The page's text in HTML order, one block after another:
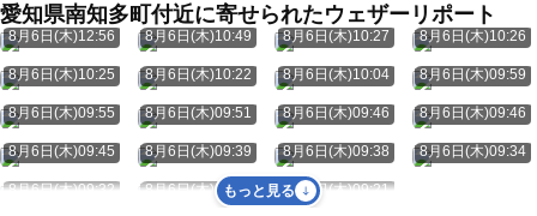
愛知県南知多町付近に寄せられたウェザーリポート
8月6日(木)12:56 8月6日(木)10:49 8月6日(木)10:27 8月6日(木)10:26
8月6日(木)10:25 8月6日(木)10:22 8月6日(木)10:04 8月6日(木)09:59
8月6日(木)09:55 8月6日(木)09:51 8月6日(木)09:46 8月6日(木)09:46
8月6日(木)09:45 8月6日(木)09:39 8月6日(木)09:38 8月6日(木)09:34
8月6日(木)09:32 8月6日(木)09:26 8月6日(木)09:21
もっと見る